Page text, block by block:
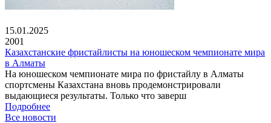
15.01.2025
2001
Казахстанские фристайлисты на юношеском чемпионате мира
в Алматы
На юношеском чемпионате мира по фристайлу в Алматы
спортсмены Казахстана вновь продемонстрировали
выдающиеся результаты. Только что заверш
Подробнее
Все новости